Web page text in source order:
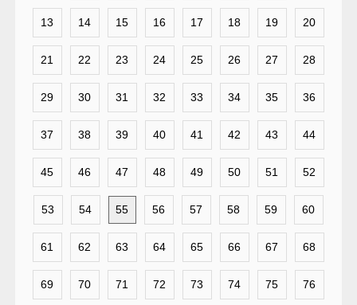
13 14 15 16 17 18 19 20
21 22 23 24 25 26 27 28
29 30 31 32 33 34 35 36
37 38 39 40 41 42 43 44
45 46 47 48 49 50 51 52
53 54 55 56 57 58 59 60
61 62 63 64 65 66 67 68
69 70 71 72 73 74 75 76